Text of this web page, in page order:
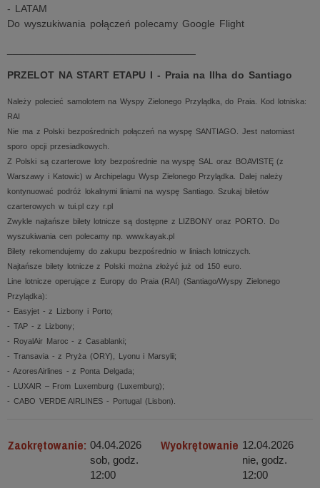
- LATAM
Do wyszukiwania połączeń polecamy Google Flight
PRZELOT NA START ETAPU I - Praia na Ilha do Santiago
Należy polecieć samolotem na Wyspy Zielonego Przylądka, do Praia. Kod lotniska:
RAI
Nie ma z Polski bezpośrednich połączeń na wyspę SANTIAGO. Jest natomiast
sporo opcji przesiadkowych.
Z Polski są czarterowe loty bezpośrednie na wyspę SAL oraz BOAVISTĘ (z
Warszawy i Katowic) w Archipelagu Wysp Zielonego Przylądka. Dalej należy
kontynuować podróż lokalnymi liniami na wyspę Santiago. Szukaj biletów
czarterowych w tui.pl czy r.pl
Zwykle najtańsze bilety lotnicze są dostępne z LIZBONY oraz PORTO. Do
wyszukiwania cen polecamy np. www.kayak.pl
Bilety rekomendujemy do zakupu bezpośrednio w liniach lotniczych.
Najtańsze bilety lotnicze z Polski można złożyć już od 150 euro.
Line lotnicze operujące z Europy do Praia (RAI) (Santiago/Wyspy Zielonego
Przylądka):
- Easyjet - z Lizbony i Porto;
- TAP - z Lizbony;
- RoyalAir Maroc - z Casablanki;
- Transavia - z Pryża (ORY), Lyonu i Marsylii;
- AzoresAirlines - z Ponta Delgada;
- LUXAIR – From Luxemburg (Luxemburg);
- CABO VERDE AIRLINES - Portugal (Lisbon).
Zaokrętowanie: 04.04.2026
sob, godz.
12:00
Wyokrętowanie 12.04.2026
nie, godz.
12:00